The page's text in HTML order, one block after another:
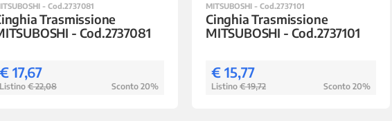
- Cod.2737081
Trasmissione
- Cod.2737081
17,67
€ 22,08 Sconto 20%
MITSUBOSHI - Cod.2737101
Cinghia Trasmissione
MITSUBOSHI - Cod.2737101
€ 15,77
Listino € 19,72 Sconto 20%